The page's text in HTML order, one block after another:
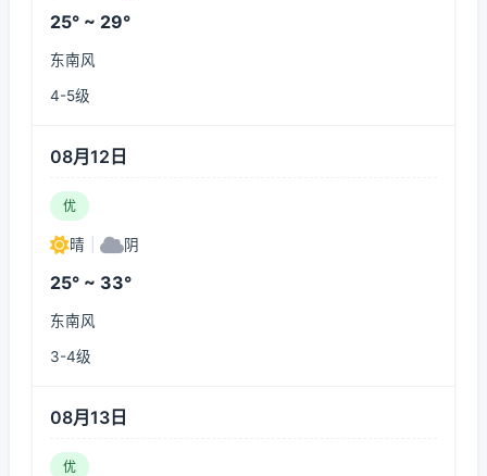
25° ~ 29°
东南风
4-5级
08月12日
优
晴 阴
25° ~ 33°
东南风
3-4级
08月13日
优